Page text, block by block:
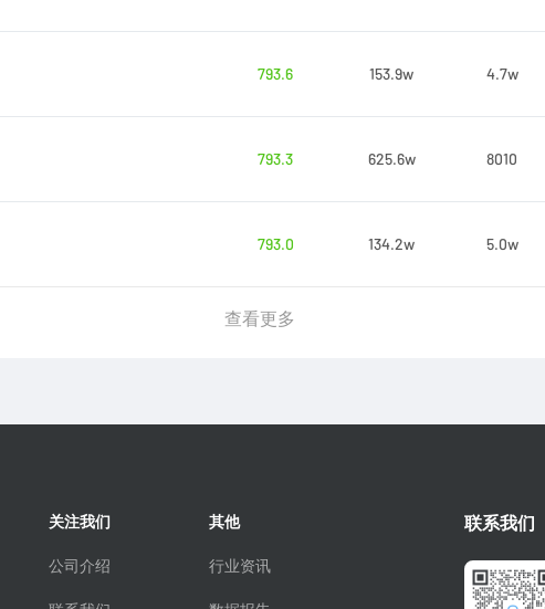
793.6
153.9w 4.7w
793.3
625.6w 8010
793.0
134.2w 5.0w
查看更多
关注我们
公司介绍
其他
行业资讯
联系我们